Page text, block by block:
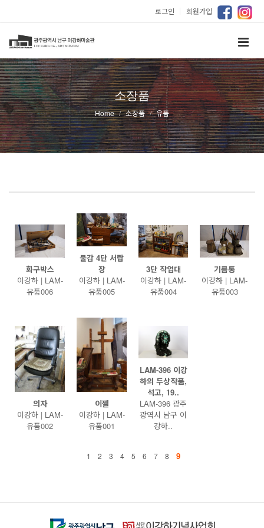
로그인 ｜ 회원가입
소장품
Home 소장품 유품
화구박스
이강하 | LAM-
유품006
물감 4단 서랍
장
이강하 | LAM-
유품005
3단 작업대
이강하 | LAM-
유품004
기름통
이강하 | LAM-
유품003
의자
이강하 | LAM-
유품002
이젤
이강하 | LAM-
유품001
LAM-396 이강
하의 두상작품,
석고, 19..
LAM-396 광주
광역시 남구 이
강하..
1 2 3 4 5 6 7 8 9